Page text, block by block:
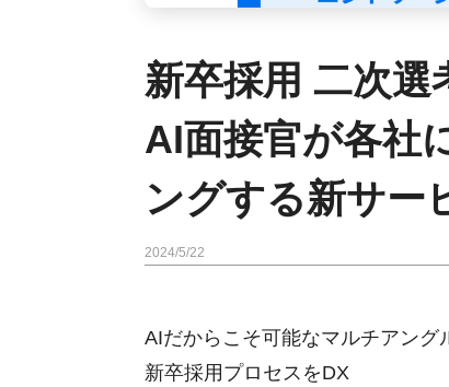
新卒採用 二次選
AI面接官が各社
ングする新サー
2024/5/22
AIだからこそ可能なマルチアング
新卒採用プロセスをDX